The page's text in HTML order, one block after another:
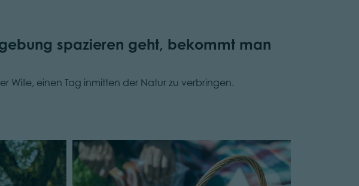
spazieren geht, bekommt man
Wille, einen Tag inmitten der Natur zu verbringen.